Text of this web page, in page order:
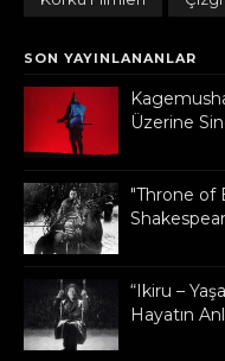
SON YAYINLANANLAR
Üzerine
"Throne of
“Ikiru –
Hayatın